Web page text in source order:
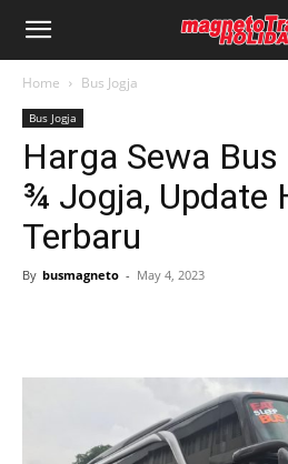
Home Bus Jogja
Bus Jogja
Harga Sewa
¾ Jogja, Update
Terbaru
By busmagneto - May 4, 2023